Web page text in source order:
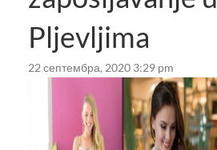
Pljevljima
22 септембра, 2020 3:29 pm